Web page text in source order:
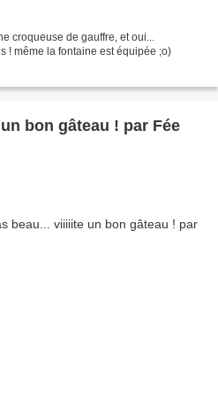
croqueuse de gauffre, et oui...
! même la fontaine est équipée ;o)
bon gâteau ! par Fée